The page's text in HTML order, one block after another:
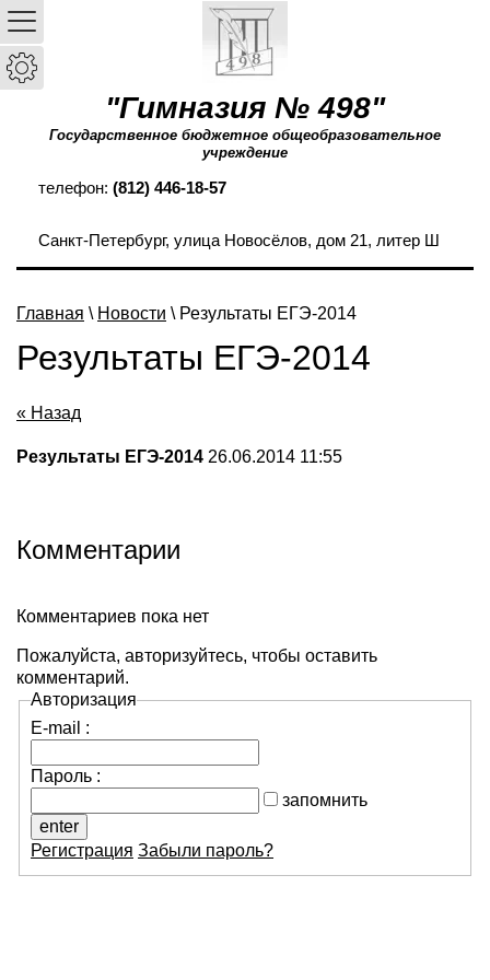
"Гимназия № 498"
Государственное бюджетное общеобразовательное
учреждение
телефон: (812) 446-18-57
Санкт-Петербург, улица Новосёлов, дом 21, литер Ш
Главная \ Новости \ Результаты ЕГЭ-2014
Результаты ЕГЭ-2014
« Назад
Результаты ЕГЭ-2014 26.06.2014 11:55
Комментарии
Комментариев пока нет
Пожалуйста, авторизуйтесь, чтобы оставить
комментарий.
Авторизация
E-mail :
Пароль :
запомнить
Регистрация Забыли пароль?